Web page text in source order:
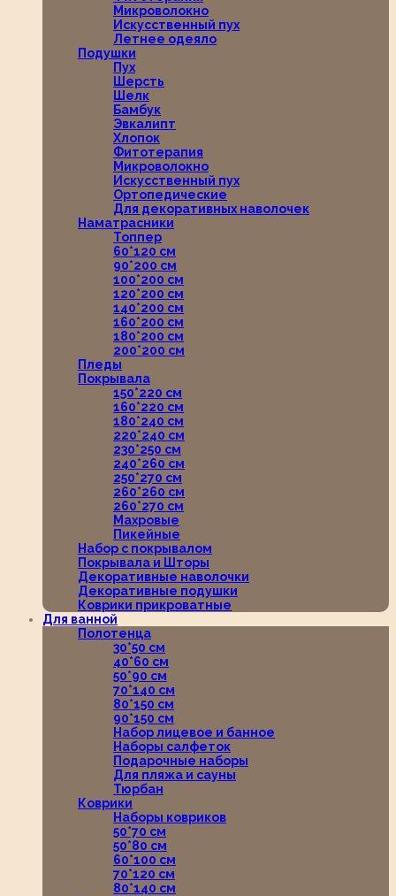
Микроволокно
Искусственный пух
Летнее одеяло
Подушки
Пух
Шерсть
Шелк
Бамбук
Эвкалипт
Хлопок
Фитотерапия
Микроволокно
Искусственный пух
Ортопедические
Для декоративных наволочек
Наматрасники
Топпер
60*120 см
90*200 см
100*200 см
120*200 см
140*200 см
160*200 см
180*200 см
200*200 см
Пледы
Покрывала
150*220 см
160*220 см
180*240 см
220*240 см
230*250 см
240*260 см
250*270 см
260*260 см
260*270 см
Махровые
Пикейные
Набор с покрывалом
Покрывала и Шторы
Декоративные наволочки
Декоративные подушки
Коврики прикроватные
Для ванной
Полотенца
30*50 см
40*60 см
50*90 см
70*140 см
80*150 см
90*150 см
Набор лицевое и банное
Наборы салфеток
Подарочные наборы
Для пляжа и сауны
Тюрбан
Коврики
Наборы ковриков
50*70 см
50*80 см
60*100 см
70*120 см
80*140 см